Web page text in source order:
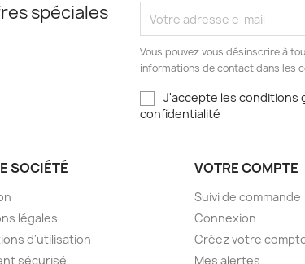
spéciales
Vous pouvez vous désinscrire à
informations de contact dans les
J'accepte les conditions
confidentialité
SOCIÉTÉ
légales
d'utilisation
sécurisé
VOTRE COMPTE
Suivi de commande
Connexion
Créez votre
Mes alertes